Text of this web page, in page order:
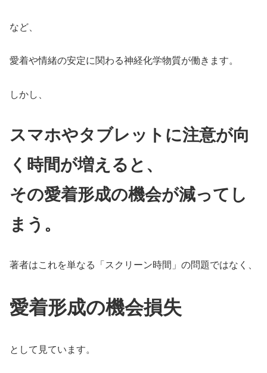
など、
愛着や情緒の安定に関わる神経化学物質が働きます。
しかし、
スマホやタブレットに注意が向
く時間が増えると、
その愛着形成の機会が減ってし
まう。
著者はこれを単なる「スクリーン時間」の問題ではなく、
愛着形成の機会損失
として見ています。